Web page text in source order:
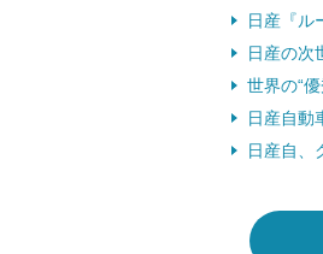
日産『ル
日産の次
世界の“
日産自動
日産自、